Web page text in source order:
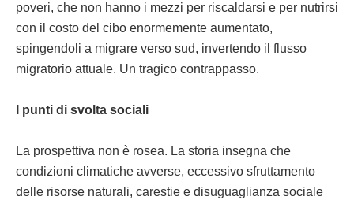
poveri, che non hanno i mezzi per riscaldarsi e per nutrirsi
con il costo del cibo enormemente aumentato,
spingendoli a migrare verso sud, invertendo il flusso
migratorio attuale. Un tragico contrappasso.
I punti di svolta sociali
La prospettiva non è rosea. La storia insegna che
condizioni climatiche avverse, eccessivo sfruttamento
delle risorse naturali, carestie e disuguaglianza sociale